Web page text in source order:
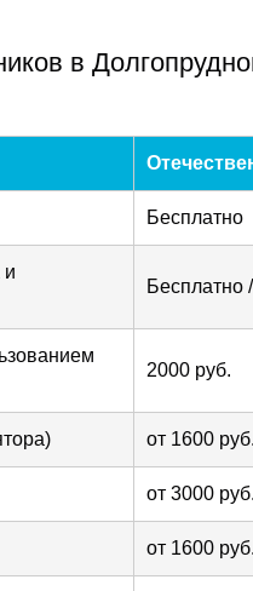
в
Бесплатно
и
Бесплатно
2000 руб.
от 1600 руб.
от 3000 руб.
от 1600 руб.